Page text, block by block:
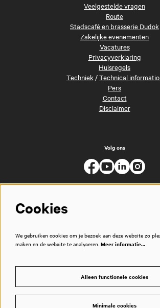
Veelgestelde vragen
Route
Stadscafé en brasserie Dudok
Zakelijke evenementen
Vacatures
Privacyverklaring
Huisregels
Techniek/Technical
Pers
Contact
Disclaimer
Volg ons
Cookies
We gebruiken cookies om je bezoek aan deze website zo
maken en de website te analyseren. Meer informatie…
Alleen functionele cookies
Minimale cookies